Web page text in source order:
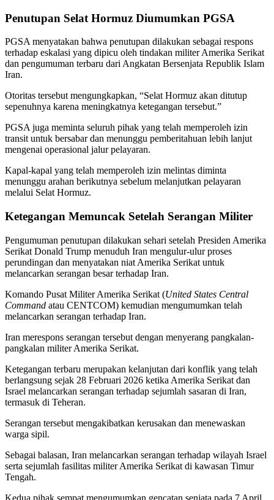
Penutupan Selat Hormuz Diumumkan PGSA
PGSA menyatakan bahwa penutupan dilakukan sebagai respons
terhadap eskalasi yang dipicu oleh tindakan militer Amerika Serikat
dan pengumuman terbaru dari Angkatan Bersenjata Republik Islam
Iran.
Otoritas tersebut mengungkapkan, “Selat Hormuz akan ditutup
sepenuhnya karena meningkatnya ketegangan tersebut.”
PGSA juga meminta seluruh pihak yang telah memperoleh izin
transit untuk bersabar dan menunggu pemberitahuan lebih lanjut
mengenai operasional jalur pelayaran.
Kapal-kapal yang telah memperoleh izin melintas diminta
menunggu arahan berikutnya sebelum melanjutkan pelayaran
melalui Selat Hormuz.
Ketegangan Memuncak Setelah Serangan Militer
Pengumuman penutupan dilakukan sehari setelah Presiden Amerika
Serikat Donald Trump menuduh Iran mengulur-ulur proses
perundingan dan menyatakan niat Amerika Serikat untuk
melancarkan serangan besar terhadap Iran.
Komando Pusat Militer Amerika Serikat (United States Central
Command atau CENTCOM) kemudian mengumumkan telah
melancarkan serangan terhadap Iran.
Iran merespons serangan tersebut dengan menyerang pangkalan-
pangkalan militer Amerika Serikat.
Ketegangan terbaru merupakan kelanjutan dari konflik yang telah
berlangsung sejak 28 Februari 2026 ketika Amerika Serikat dan
Israel melancarkan serangan terhadap sejumlah sasaran di Iran,
termasuk di Teheran.
Serangan tersebut mengakibatkan kerusakan dan menewaskan
warga sipil.
Sebagai balasan, Iran melancarkan serangan terhadap wilayah Israel
serta sejumlah fasilitas militer Amerika Serikat di kawasan Timur
Tengah.
Kedua pihak sempat mengumumkan gencatan senjata pada 7 April